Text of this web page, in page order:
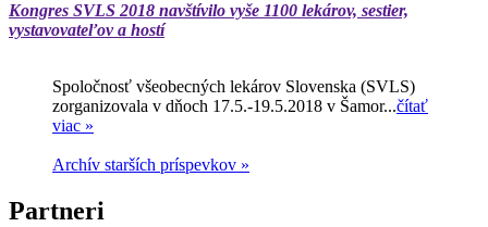
Kongres SVLS 2018 navštívilo vyše 1100 lekárov, sestier,
vystavovateľov a hostí
Spoločnosť všeobecných lekárov Slovenska (SVLS)
zorganizovala v dňoch 17.5.-19.5.2018 v Šamor...čítať
viac »
Archív starších príspevkov »
Partneri